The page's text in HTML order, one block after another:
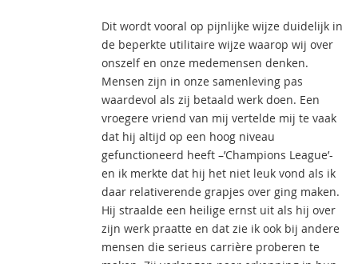
Dit wordt vooral op pijnlijke wijze duidelijk in
de beperkte utilitaire wijze waarop wij over
onszelf en onze medemensen denken.
Mensen zijn in onze samenleving pas
waardevol als zij betaald werk doen. Een
vroegere vriend van mij vertelde mij te vaak
dat hij altijd op een hoog niveau
gefunctioneerd heeft –’Champions League’-
en ik merkte dat hij het niet leuk vond als ik
daar relativerende grapjes over ging maken.
Hij straalde een heilige ernst uit als hij over
zijn werk praatte en dat zie ik ook bij andere
mensen die serieus carrière proberen te